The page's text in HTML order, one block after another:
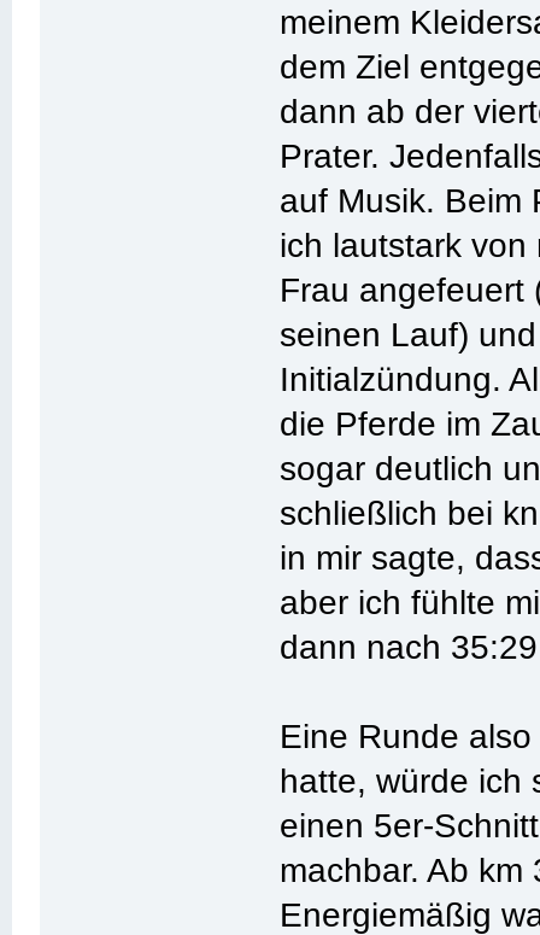
meinem
dem Ziel
dann ab der
Prater.
auf Musik. Beim
ich lautstark von
Frau angefeuert
seinen Lauf)
Initialzündung.
die Pferde im
sogar deutlich
schließlich bei
in mir sagte,
aber ich fühlte
dann nach
Eine Runde
hatte, würde ich
einen 5er-
machbar. Ab
Energiemäßig